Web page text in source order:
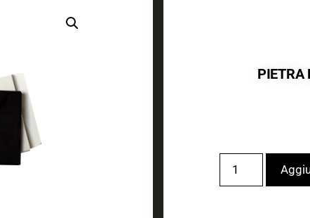
PIETRA